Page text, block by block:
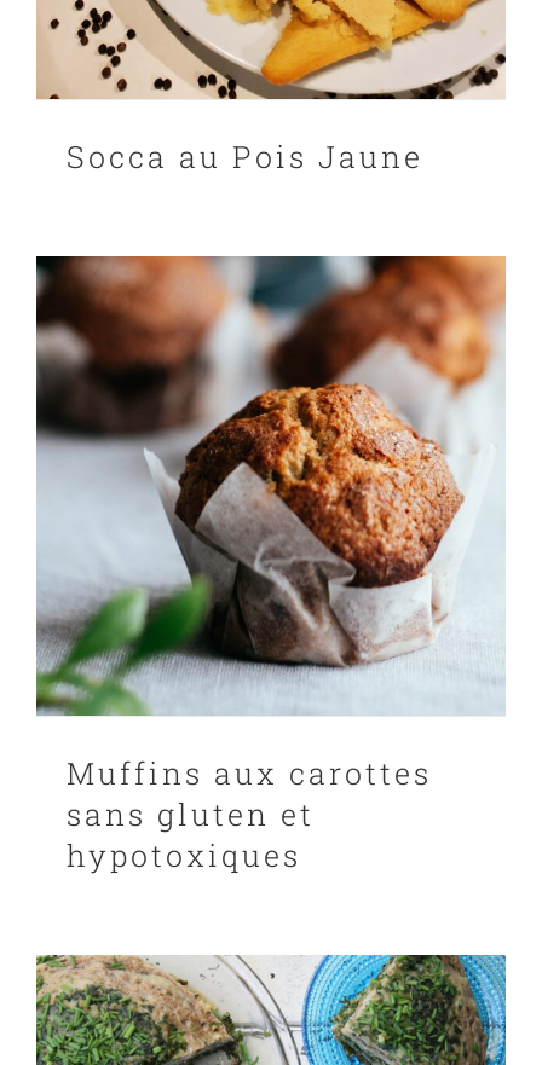
Socca au Pois Jaune
Muffins aux carottes
sans gluten et
hypotoxiques